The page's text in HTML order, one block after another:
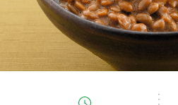
みりん風・料理酒
つゆ
商品ブランドサイト
Fibee（ファイビー）
くらしプラ酢
お酢ドリンク
企業情報
国内事業概要